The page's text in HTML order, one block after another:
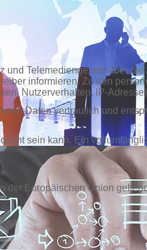
Telemediengesetz über die
informieren. Zu den
Nutzerverhalten, IP-
Daten vertraulich und
sein kann. Ein
Europäischen Union